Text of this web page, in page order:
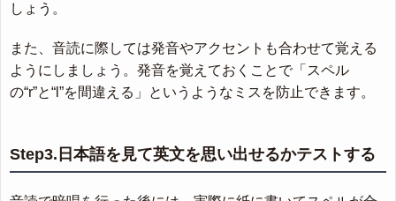
しょう。
また、音読に際しては発音やアクセントも合わせて覚える
ようにしましょう。発音を覚えておくことで「スペル
の“r”と“l”を間違える」というようなミスを防止できます。
Step3.日本語を見て英文を思い出せるかテストする